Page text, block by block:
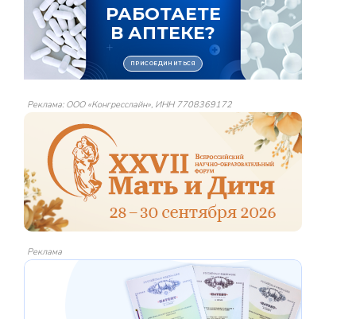
Реклама: ООО «Конгресслайн», ИНН 7708369172
Реклама